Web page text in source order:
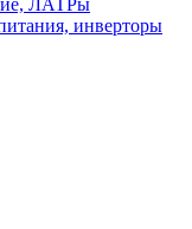
инверторы